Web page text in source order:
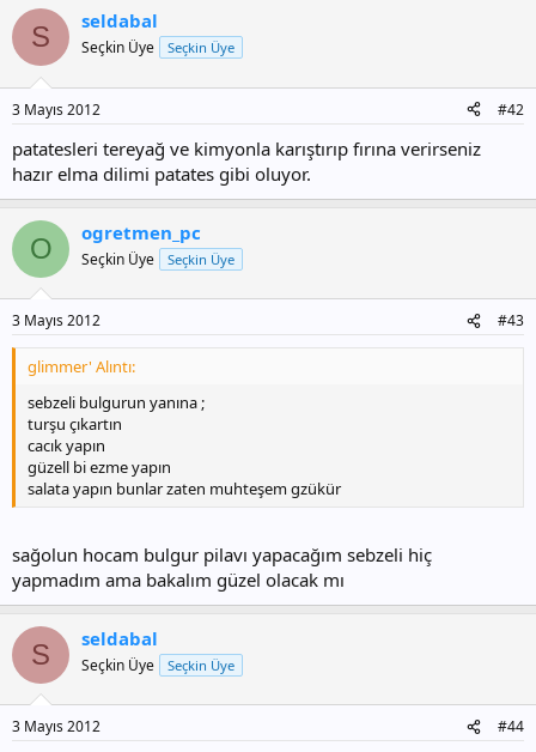
S seldabal
Seçkin Üye Seçkin Üye
3 Mayıs 2012 #42
patatesleri tereyağ ve kimyonla karıştırıp fırına verirseniz
hazır elma dilimi patates gibi oluyor.
O ogretmen_pc
Seçkin Üye Seçkin Üye
3 Mayıs 2012 #43
glimmer' Alıntı:
sebzeli bulgurun yanına ;
turşu çıkartın
cacık yapın
güzell bi ezme yapın
salata yapın bunlar zaten muhteşem gzükür
sağolun hocam bulgur pilavı yapacağım sebzeli hiç
yapmadım ama bakalım güzel olacak mı
S seldabal
Seçkin Üye Seçkin Üye
3 Mayıs 2012 #44